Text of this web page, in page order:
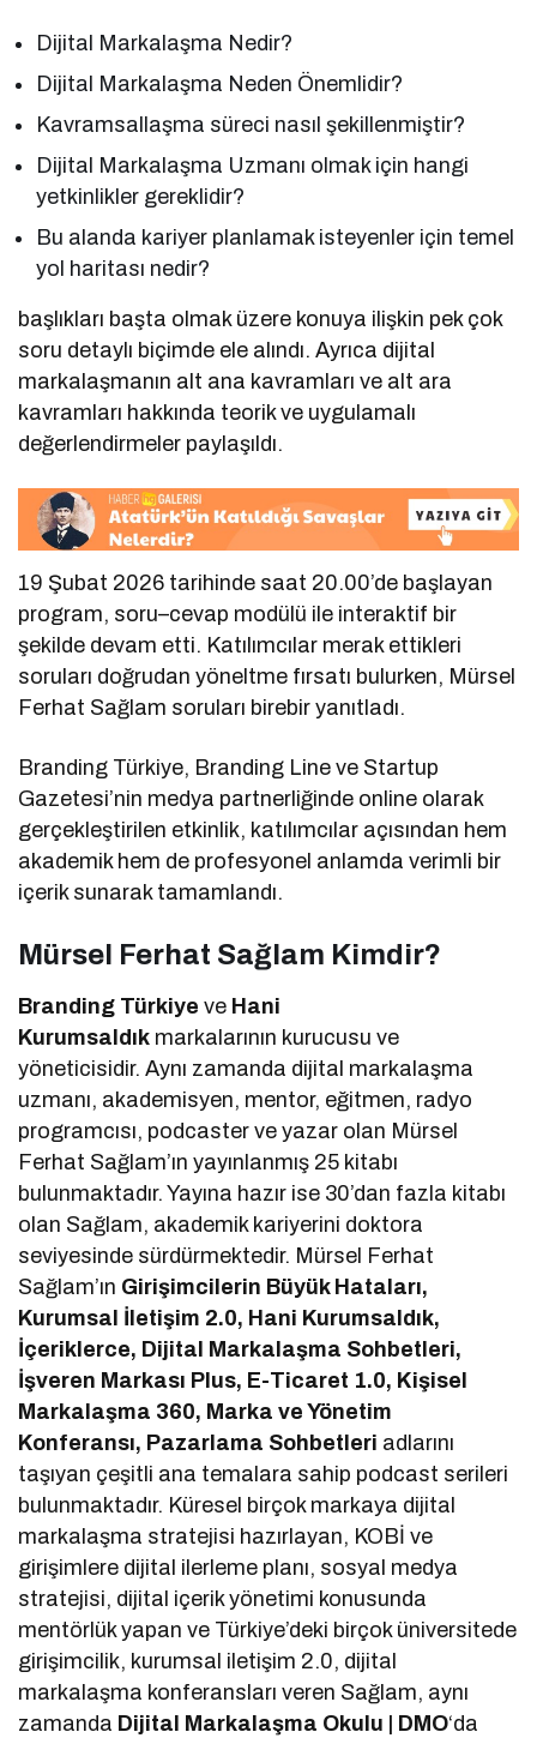
Dijital Markalaşma Nedir?
Dijital Markalaşma Neden Önemlidir?
Kavramsallaşma süreci nasıl şekillenmiştir?
Dijital Markalaşma Uzmanı olmak için hangi
yetkinlikler gereklidir?
Bu alanda kariyer planlamak isteyenler için temel
yol haritası nedir?
başlıkları başta olmak üzere konuya ilişkin pek çok
soru detaylı biçimde ele alındı. Ayrıca dijital
markalaşmanın alt ana kavramları ve alt ara
kavramları hakkında teorik ve uygulamalı
değerlendirmeler paylaşıldı.
19 Şubat 2026 tarihinde saat 20.00’de başlayan
program, soru–cevap modülü ile interaktif bir
şekilde devam etti. Katılımcılar merak ettikleri
soruları doğrudan yöneltme fırsatı bulurken, Mürsel
Ferhat Sağlam soruları birebir yanıtladı.
Branding Türkiye, Branding Line ve Startup
Gazetesi’nin medya partnerliğinde online olarak
gerçekleştirilen etkinlik, katılımcılar açısından hem
akademik hem de profesyonel anlamda verimli bir
içerik sunarak tamamlandı.
Mürsel Ferhat Sağlam Kimdir?
Branding Türkiye ve Hani
Kurumsaldık markalarının kurucusu ve
yöneticisidir. Aynı zamanda dijital markalaşma
uzmanı, akademisyen, mentor, eğitmen, radyo
programcısı, podcaster ve yazar olan Mürsel
Ferhat Sağlam’ın yayınlanmış 25 kitabı
bulunmaktadır. Yayına hazır ise 30’dan fazla kitabı
olan Sağlam, akademik kariyerini doktora
seviyesinde sürdürmektedir. Mürsel Ferhat
Sağlam’ın Girişimcilerin Büyük Hataları,
Kurumsal İletişim 2.0, Hani Kurumsaldık,
İçeriklerce, Dijital Markalaşma Sohbetleri,
İşveren Markası Plus, E-Ticaret 1.0, Kişisel
Markalaşma 360, Marka ve Yönetim
Konferansı, Pazarlama Sohbetleri adlarını
taşıyan çeşitli ana temalara sahip podcast serileri
bulunmaktadır. Küresel birçok markaya dijital
markalaşma stratejisi hazırlayan, KOBİ ve
girişimlere dijital ilerleme planı, sosyal medya
stratejisi, dijital içerik yönetimi konusunda
mentörlük yapan ve Türkiye’deki birçok üniversitede
girişimcilik, kurumsal iletişim 2.0, dijital
markalaşma konferansları veren Sağlam, aynı
zamanda Dijital Markalaşma Okulu | DMO‘da